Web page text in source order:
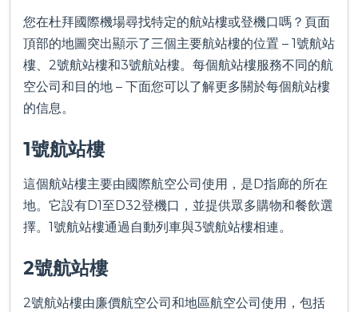
您在杜拜國際機場尋找特定的航站樓或登機口嗎？頁面
頂部的地圖突出顯示了三個主要航站樓的位置 – 1號航站
樓、2號航站樓和3號航站樓。每個航站樓服務不同的航
空公司和目的地 – 下面您可以了解更多關於每個航站樓
的信息。
1號航站樓
這個航站樓主要由國際航空公司使用，是D指廊的所在
地。它設有D1至D32登機口，並提供眾多購物和餐飲選
擇。1號航站樓通過自動列車與3號航站樓相連。
2號航站樓
2號航站樓由廉價航空公司和地區航空公司使用，包括